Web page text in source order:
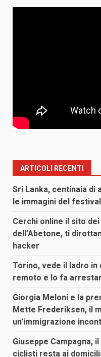
ARTICOLI RECENTI
Sri Lanka, centinaia di
le immagini del festival
Cerchi online il sito
dell’Abetone, ti
hacker
Torino, vede il ladro in
remoto e lo fa
Giorgia Meloni e la
Mette Frederiksen, il
un’immigrazione
Giuseppe Campagna,
ciclisti resta ai